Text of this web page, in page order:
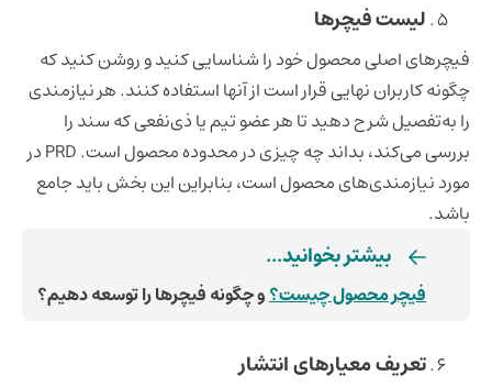
لیست فیچرها
فیچرهای اصلی محصول خود را شناسایی کنید و روشن کنید که
چگونه کاربران نهایی قرار است از آنها استفاده کنند. هر نیازمندی
را به‌تفصیل شرح دهید تا هر عضو تیم یا ذی‌نفعی که سند را
بررسی می‌کند، بداند چه چیزی در محدوده محصول است. PRD در
مورد نیازمندی‌های محصول است، بنابراین این بخش باید جامع
باشد.
فیچر محصول چیست؟و چگونه فیچرها را توسعه دهیم؟
تعریف معیارهای انتشار